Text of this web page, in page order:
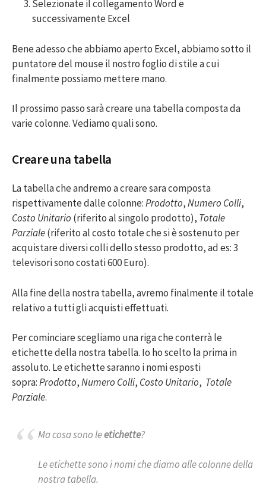
Selezionate il collegamento Word e
successivamente Excel
Bene adesso che abbiamo aperto Excel, abbiamo sotto il
puntatore del mouse il nostro foglio di stile a cui
finalmente possiamo mettere mano.
Il prossimo passo sarà creare una tabella composta da
varie colonne. Vediamo quali sono.
Creare una tabella
La tabella che andremo a creare sara composta
rispettivamente dalle colonne:Prodotto,Numero Colli,
Costo Unitario (riferito al singolo prodotto), Totale
Parziale(riferito al costo totale che si è sostenuto per
acquistare diversi colli dello stesso prodotto, ad es: 3
televisori sono costati 600 Euro).
Alla fine della nostra tabella, avremo finalmente il totale
relativo a tutti gli acquisti effettuati.
Per cominciare scegliamo una riga che conterrà le
etichette della nostra tabella. Io ho scelto la prima in
assoluto. Le etichette saranno i nomi esposti
sopra:Prodotto,Numero Colli, Costo Unitario, Totale
Parziale.
Ma cosa sono leetichette?
Le etichette sono i nomi che diamo alle colonne della
nostra tabella.